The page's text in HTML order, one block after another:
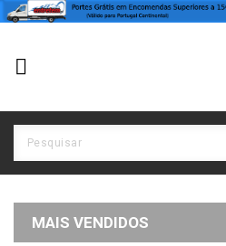

MAIS VENDIDOS